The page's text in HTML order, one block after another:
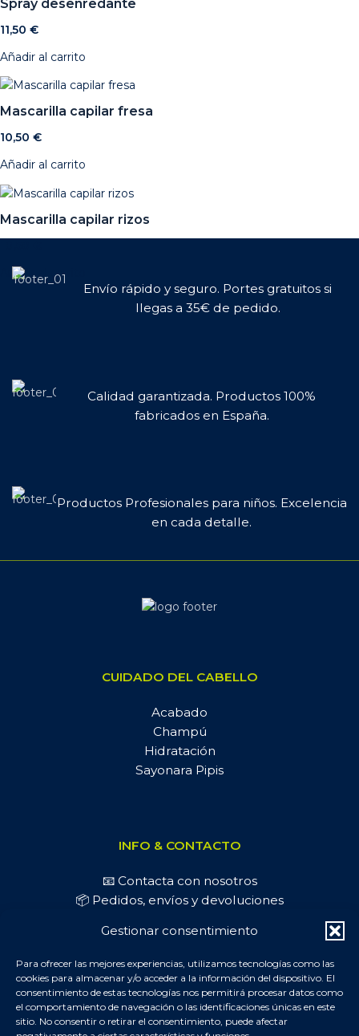
Gestionar consentimiento
Para ofrecer las mejores experiencias, utilizamos tecnologías como las
cookies para almacenar y/o acceder a la información del dispositivo. El
consentimiento de estas tecnologías nos permitirá procesar datos como
el comportamiento de navegación o las identificaciones únicas en este
sitio. No consentir o retirar el consentimiento, puede afectar
Spray desenredante
11,50 €
Añadir al carrito
Mascarilla capilar fresa
10,50 €
Añadir al carrito
Mascarilla capilar rizos
Añadir al carrito
Envío rápido y seguro. Portes gratuitos si
llegas a 35€ de pedido.
Calidad garantizada. Productos 100%
fabricados en España.
Productos Profesionales para niños. Excelencia
en cada detalle.
CUIDADO DEL CABELLO
Acabado
Champú
Hidratación
Sayonara Pipis
INFO & CONTACTO
📧 Contacta con nosotros
📦 Pedidos, envíos y devoluciones
📄 Blog y Artículos
FASHIONKIDS PROFESSIONAL © · Mapa del sitio -
Politica
de privacidad-Política de cookies - Declaración de